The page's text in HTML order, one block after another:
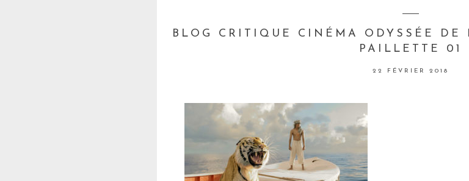
BLOG CRITIQUE CINÉMA ODYSSÉE
PAILLETTE 01
22 FÉVRIER 2018